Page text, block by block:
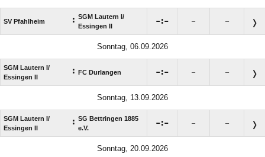
SV Pfahlheim : SGM Lautern I/​
Essingen II
: – –
Sonntag, 06.09.2026
SGM Lautern I/​
Essingen II
: FC Durlangen : – –
Sonntag, 13.09.2026
SGM Lautern I/​
Essingen II
: SG Bettringen 1885
e.V.
: – –
Sonntag, 20.09.2026